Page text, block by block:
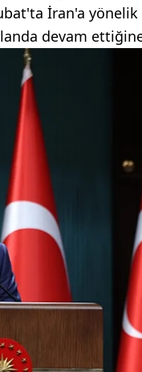
İran'a yönelik
devam